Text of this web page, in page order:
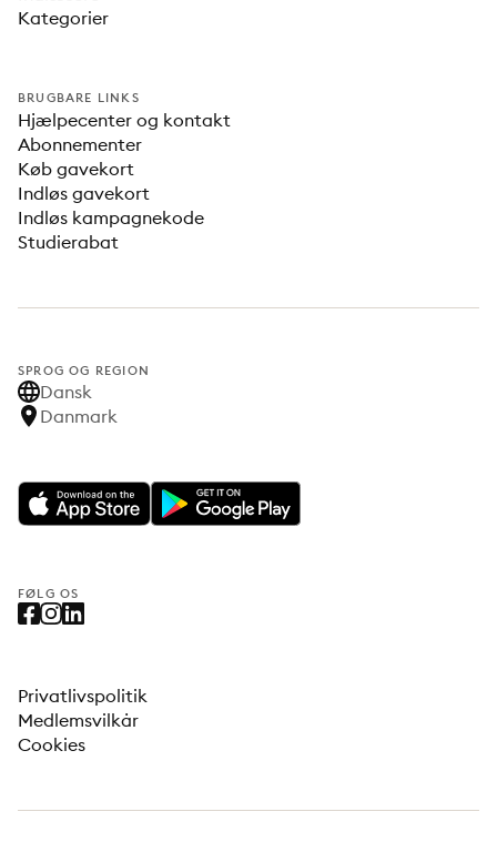
Kategorier
BRUGBARE LINKS
Hjælpecenter og kontakt
Abonnementer
Køb gavekort
Indløs gavekort
Indløs kampagnekode
Studierabat
SPROG OG REGION
Dansk
Danmark
FØLG OS
Privatlivspolitik
Medlemsvilkår
Cookies